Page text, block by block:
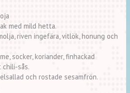
med mild hetta.
riven ingefära, vitlök, honung och
socker, koriander, finhackad
sås.
och rostade sesamfrön.